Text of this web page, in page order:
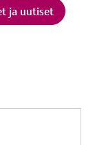
ja uutiset